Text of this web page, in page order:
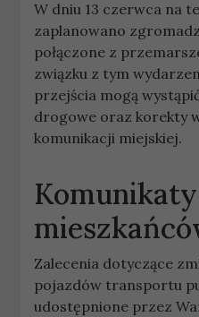
W dniu 13 czerwca na
zaplanowano
połączone z
związku z tym
przejścia mogą
drogowe oraz korekty
komunikacji miejskiej.
Zalecenia dotyczące
pojazdów transportu
udostępnione przez